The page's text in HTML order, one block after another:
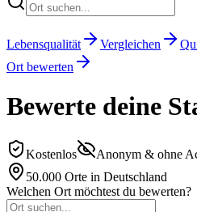
Lebensqualität Vergleichen
Ort bewerten
Bewerte deine
Kostenlos Anonym & ohne
50.000 Orte in Deutschland
Welchen Ort möchtest du bewerten?